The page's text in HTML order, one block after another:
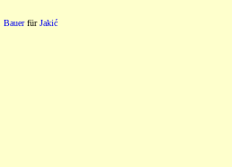
BauerfürJakić